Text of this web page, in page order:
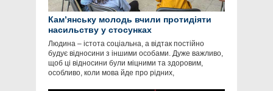
Кам’янську молодь вчили протидіяти
насильству у стосунках
Людина – істота соціальна, а відтак постійно
будує відносини з іншими особами. Дуже важливо,
щоб ці відносини були міцними та здоровим,
особливо, коли мова йде про рідних,